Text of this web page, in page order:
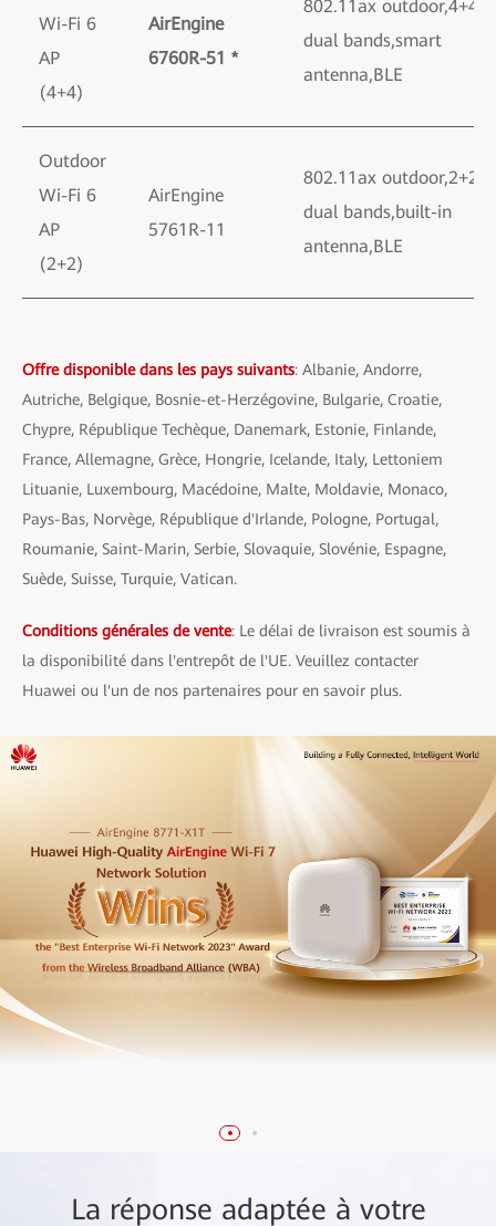
Wi-Fi 6
AP
(4+4)
AirEngine
6760R-51 *
802.11ax outdoor,4+4
dual bands,smart
antenna,BLE
Outdoor
Wi-Fi 6
AP
(2+2)
AirEngine
5761R-11
802.11ax outdoor,2+2
dual bands,built-in
antenna,BLE
Offre disponible dans les pays suivants: Albanie, Andorre,
Autriche, Belgique, Bosnie-et-Herzégovine, Bulgarie, Croatie,
Chypre, République Techèque, Danemark, Estonie, Finlande,
France, Allemagne, Grèce, Hongrie, Icelande, Italy, Lettoniem
Lituanie, Luxembourg, Macédoine, Malte, Moldavie, Monaco,
Pays-Bas, Norvège, République d'Irlande, Pologne, Portugal,
Roumanie, Saint-Marin, Serbie, Slovaquie, Slovénie, Espagne,
Suède, Suisse, Turquie, Vatican.
Conditions générales de vente: Le délai de livraison est soumis à
la disponibilité dans l'entrepôt de l'UE. Veuillez contacter
Huawei ou l'un de nos partenaires pour en savoir plus.
La réponse adaptée à votre